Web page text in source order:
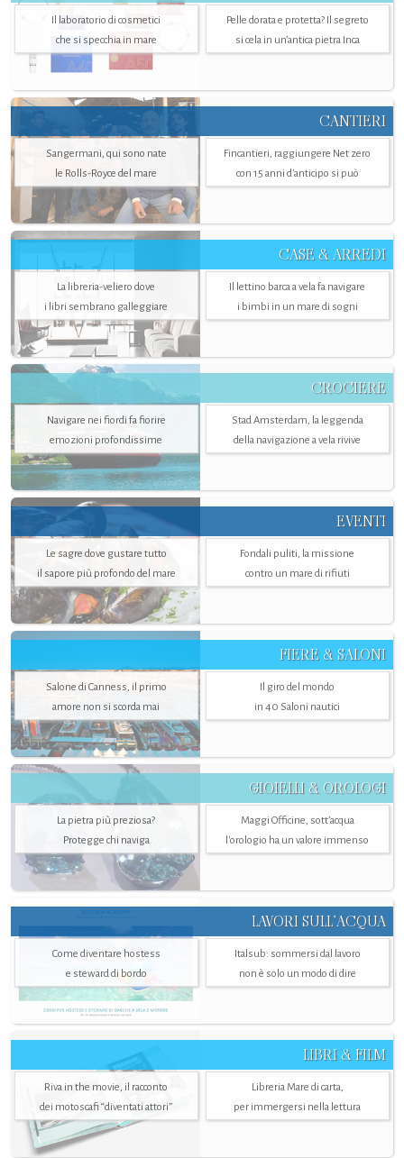
Il laboratorio di cosmetici
che si specchia in mare
Pelle dorata e protetta? Il segreto
si cela in un’antica pietra Inca
CANTIERI
Sangermani, qui sono nate
le Rolls-Royce del mare
Fincantieri, raggiungere Net zero
con 15 anni d'anticipo si può
CASE & ARREDI
La libreria-veliero dove
i libri sembrano galleggiare
Il lettino barca a vela fa navigare
i bimbi in un mare di sogni
CROCIERE
Navigare nei fiordi fa fiorire
emozioni profondissime
Stad Amsterdam, la leggenda
della navigazione a vela rivive
EVENTI
Le sagre dove gustare tutto
il sapore più profondo del mare
Fondali puliti, la missione
contro un mare di rifiuti
FIERE & SALONI
Salone di Canness, il primo
amore non si scorda mai
Il giro del mondo
in 40 Saloni nautici
GIOIELLI & OROLOGI
La pietra più preziosa?
Protegge chi naviga
Maggi Officine, sott’acqua
l'orologio ha un valore immenso
LAVORI SULL’ACQUA
Come diventare hostess
e steward di bordo
Italsub: sommersi dal lavoro
non è solo un modo di dire
LIBRI & FILM
Riva in the movie, il racconto
dei motoscafi “diventati attori”
Libreria Mare di carta,
per immergersi nella lettura